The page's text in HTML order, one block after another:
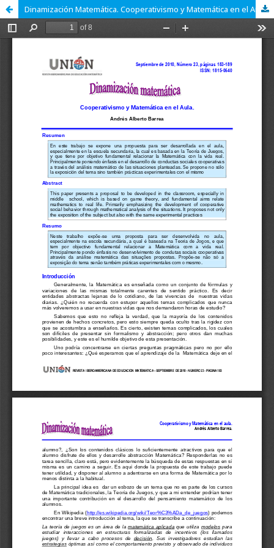
Dinamización Matemática. Cooperativismo y Matemática en el Aula